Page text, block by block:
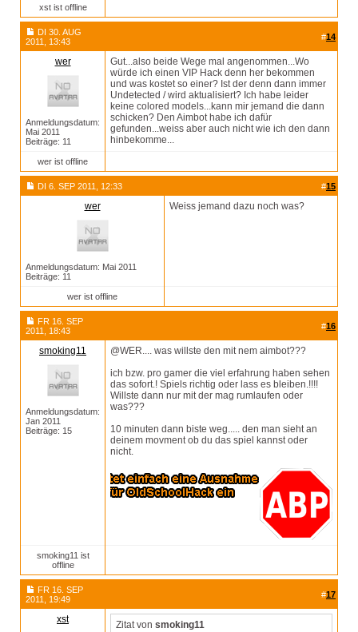
xst ist offline
DI 30. AUG
2011, 13:43
#14
wer
Anmeldungsdatum:
Mai 2011
Beiträge: 11
Gut...also beide Wege mal angenommen...Wo
würde ich einen VIP Hack denn her bekommen
und was kostet so einer? Ist der denn dann immer
Undetected / wird aktualisiert? Ich habe leider
keine colored models...kann mir jemand die dann
schicken? Den Aimbot habe ich dafür
gefunden...weiss aber auch nicht wie ich den dann
hinbekomme...
wer ist offline
DI 6. SEP 2011, 12:33 #15
wer
Anmeldungsdatum: Mai 2011
Beiträge: 11
Weiss jemand dazu noch was?
wer ist offline
FR 16. SEP
2011, 18:43
#16
smoking11
Anmeldungsdatum:
Jan 2011
Beiträge: 15
@WER.... was willste den mit nem aimbot???
ich bzw. pro gamer die viel erfahrung haben sehen
das sofort.! Spiels richtig oder lass es bleiben.!!!!
Willste dann nur mit der mag rumlaufen oder
was???
10 minuten dann biste weg..... den man sieht an
deinem movment ob du das spiel kannst oder
nicht.
smoking11 ist
offline
FR 16. SEP
2011, 19:49
#17
xst Zitat von smoking11